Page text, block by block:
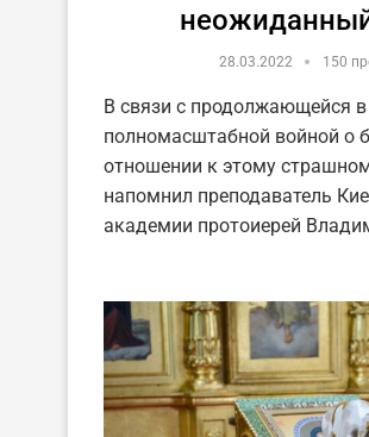
28.03.2022 150
В связи с продолжающейся
полномасштабной войной о
отношении к этому
напомнил преподаватель
академии протоиерей